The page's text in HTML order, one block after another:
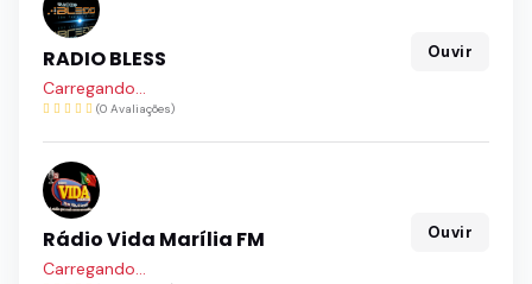
RADIO BLESS
Carregando...
(0 Avaliações)
Ouvir
Rádio Vida Marília FM
Carregando...
Ouvir